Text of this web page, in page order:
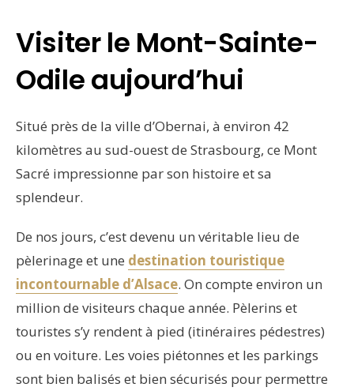
Visiter le Mont-Sainte-
Odile aujourd’hui
Situé près de la ville d’Obernai, à environ 42
kilomètres au sud-ouest de Strasbourg, ce Mont
Sacré impressionne par son histoire et sa
splendeur.
De nos jours, c’est devenu un véritable lieu de
pèlerinage et une destination touristique
incontournable d’Alsace. On compte environ un
million de visiteurs chaque année. Pèlerins et
touristes s’y rendent à pied (itinéraires pédestres)
ou en voiture. Les voies piétonnes et les parkings
sont bien balisés et bien sécurisés pour permettre